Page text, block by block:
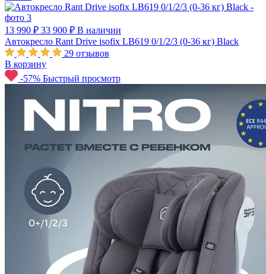
13 990 ₽ 33 900 ₽ В наличии
Автокресло Rant Drive isofix LB619 0/1/2/3 (0-36 кг) Black
29 отзывов
В корзину
-57% Быстрый просмотр